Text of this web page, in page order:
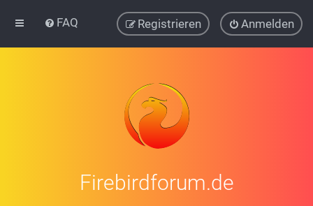
FAQ Anmelden
Registrieren
Firebirdforum.de